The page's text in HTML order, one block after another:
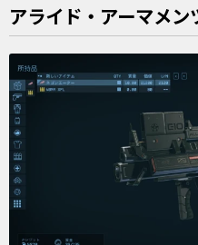
アライド・アーマメン